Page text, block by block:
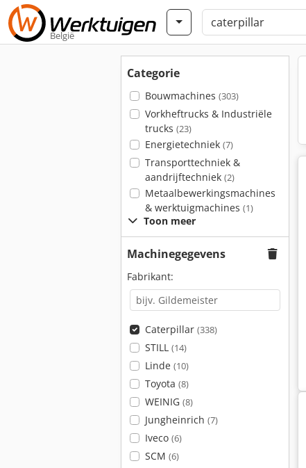
België
Categorie
Bouwmachines (303)
Vorkheftrucks & Industriële
trucks (23)
Energietechniek (7)
Transporttechniek &
aandrijftechniek (2)
Metaalbewerkingsmachines
& werktuigmachines (1)
Toon meer
Machinegegevens
Fabrikant:
Caterpillar (338)
STILL (14)
Linde (10)
Toyota (8)
WEINIG (8)
Jungheinrich (7)
Iveco (6)
SCM (6)